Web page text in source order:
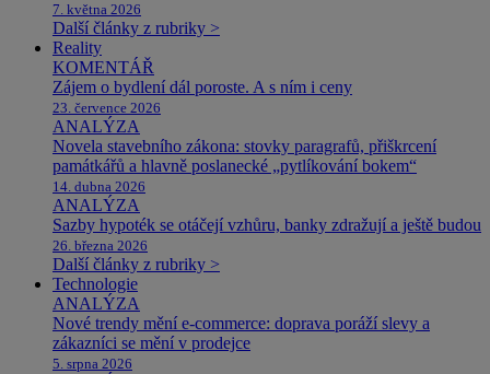
7. května 2026
Další články z rubriky >
Reality
KOMENTÁŘ
Zájem o bydlení dál poroste. A s ním i ceny
23. července 2026
ANALÝZA
Novela stavebního zákona: stovky paragrafů, přiškrcení
památkářů a hlavně poslanecké „pytlíkování bokem“
14. dubna 2026
ANALÝZA
Sazby hypoték se otáčejí vzhůru, banky zdražují a ještě budou
26. března 2026
Další články z rubriky >
Technologie
ANALÝZA
Nové trendy mění e-commerce: doprava poráží slevy a
zákazníci se mění v prodejce
5. srpna 2026